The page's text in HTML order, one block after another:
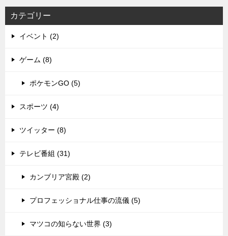
カテゴリー
イベント (2)
ゲーム (8)
ポケモンGO (5)
スポーツ (4)
ツイッター (8)
テレビ番組 (31)
カンブリア宮殿 (2)
プロフェッショナル仕事の流儀 (5)
マツコの知らない世界 (3)